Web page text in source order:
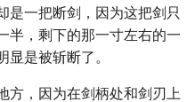
是一把断剑，因为这把剑只
半，剩下的那一寸左右的一
是被斩断了。
方，因为在剑柄处和剑刃上